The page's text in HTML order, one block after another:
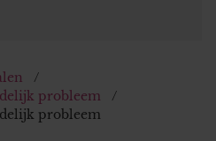
probleem
probleem